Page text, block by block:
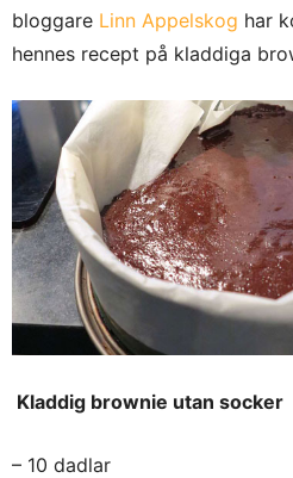
bloggare Linn Appelskog har
hennes recept på kladdiga
Kladdig brownie utan socker
– 10 dadlar